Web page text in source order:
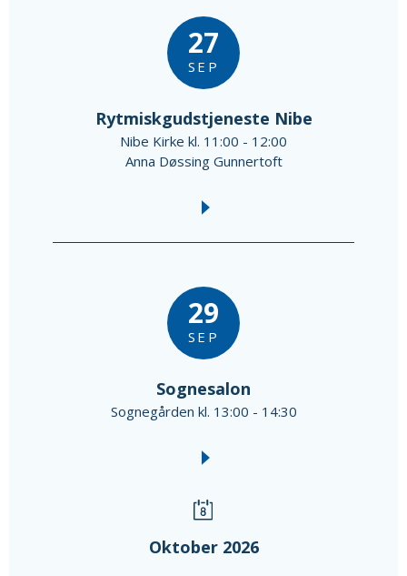
27
SEP
Rytmiskgudstjeneste Nibe
Nibe Kirke kl. 11:00 - 12:00
Anna Døssing Gunnertoft
29
SEP
Sognesalon
Sognegården kl. 13:00 - 14:30
Oktober 2026